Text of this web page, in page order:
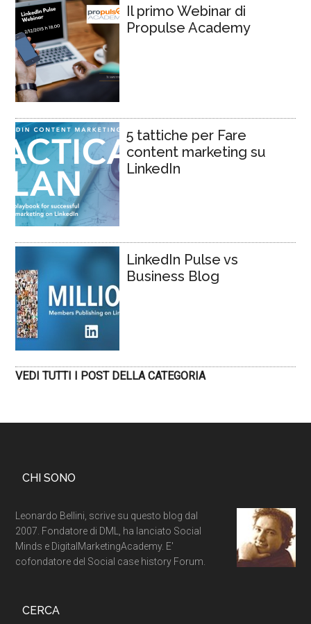
Il primo Webinar di
Propulse Academy
5 tattiche per Fare
content marketing su
LinkedIn
LinkedIn Pulse vs
Business Blog
VEDI TUTTI I POST DELLA CATEGORIA
CHI SONO
Leonardo Bellini, scrive su questo blog dal
2007. Fondatore di DML, ha lanciato Social
Minds e DigitalMarketingAcademy. E'
cofondatore del Social case history Forum.
CERCA